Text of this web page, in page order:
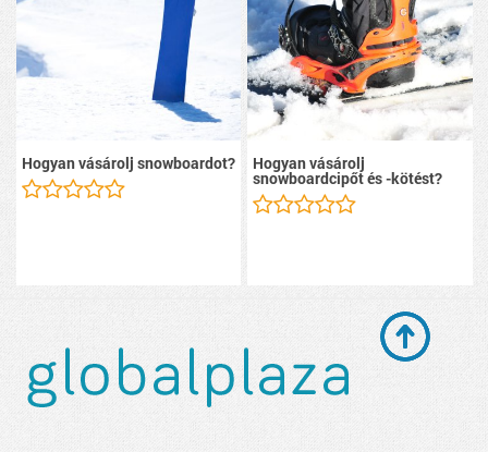
Hogyan vásárolj snowboardot? Hogyan vásárolj
snowboardcipőt és -kötést?